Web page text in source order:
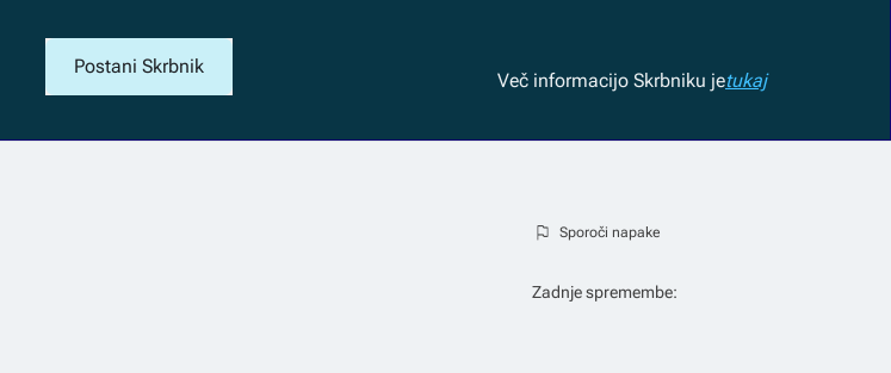
Postani Skrbnik
Več informacijo Skrbniku jetukaj
Sporoči napake
Zadnje spremembe: